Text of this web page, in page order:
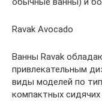
Ravak Avocado
Ванны Ravak
привлекательным
виды моделей по
компактных